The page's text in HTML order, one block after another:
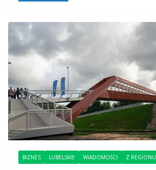
BIZNES LUBELSKIE WIADOMOŚCI Z REGIONU